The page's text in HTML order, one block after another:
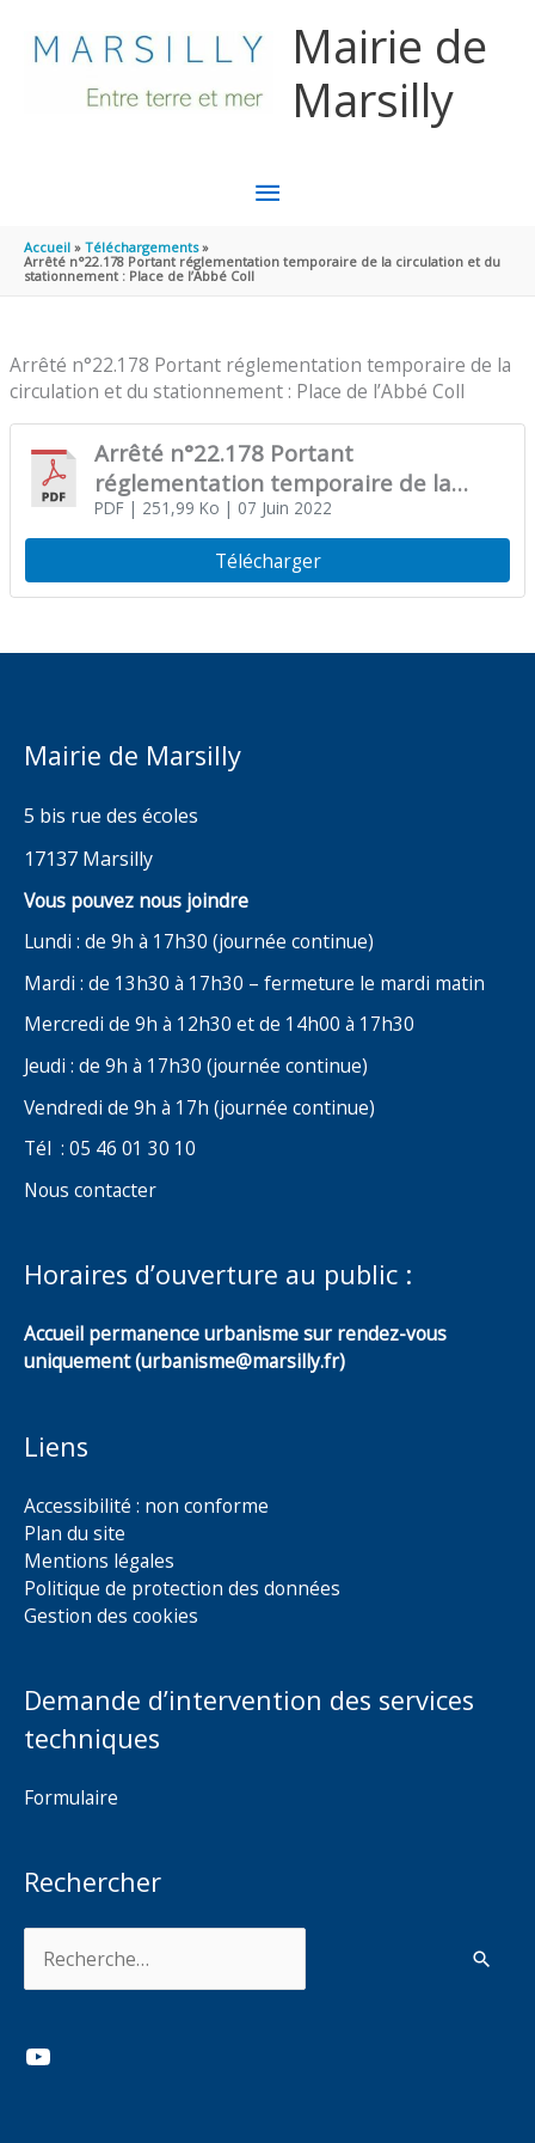
Mairie de
Marsilly
MENU
PRINCIPAL
Accueil
Téléchargements
Arrêté n°22.178 Portant réglementation temporaire de la circulation et du
stationnement : Place de l’Abbé Coll
Arrêté n°22.178 Portant réglementation temporaire de la
circulation et du stationnement : Place de l’Abbé Coll
Arrêté n°22.178 Portant
réglementation temporaire de la
circulation et du stationnement :
Place de l’Abbé Coll
PDF| 251,99 Ko | 07 Juin 2022
Télécharger
Mairie de Marsilly
5 bis rue des écoles
17137 Marsilly
Vous pouvez nous joindre
Lundi : de 9h à 17h30 (journée continue)
Mardi : de 13h30 à 17h30 – fermeture le mardi matin
Mercredi de 9h à 12h30 et de 14h00 à 17h30
Jeudi : de 9h à 17h30 (journée continue)
Vendredi de 9h à 17h (journée continue)
Tél : 05 46 01 30 10
Nous contacter
Horaires d’ouverture au public :
Accueil permanence urbanisme sur rendez-vous
uniquement (urbanisme@marsilly.fr)
Liens
Accessibilité : non conforme
Plan du site
Mentions légales
Politique de protection des données
Gestion des cookies
Demande d’intervention des services
techniques
Formulaire
Rechercher
YouTube